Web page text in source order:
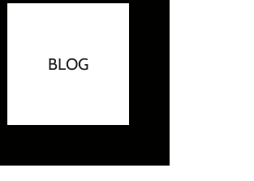
BLOG